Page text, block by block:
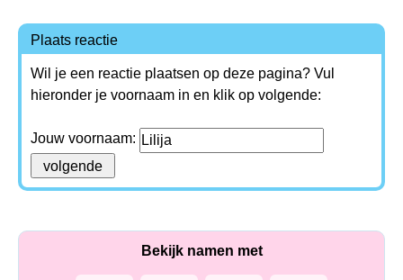
Plaats reactie
Wil je een reactie plaatsen op deze pagina? Vul
hieronder je voornaam in en klik op volgende:
Jouw voornaam:
Bekijk namen met